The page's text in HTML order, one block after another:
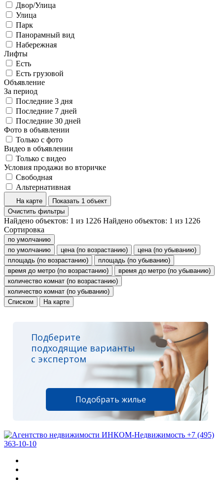
Двор/Улица
Улица
Парк
Панорамный вид
Набережная
Лифты
Есть
Есть грузовой
Объявление
За период
Последние 3 дня
Последние 7 дней
Последние 30 дней
Фото в объявлении
Только с фото
Видео в объявлении
Только с видео
Условия продажи во вторичке
Свободная
Альтернативная
На карте
Показать 1 объект
Очистить фильтры
Найдено объектов: 1 из 1226 Найдено объектов: 1 из 1226
Сортировка
по умолчанию
по умолчанию
цена (по возрастанию)
цена (по убыванию)
площадь (по возрастанию)
площадь (по убыванию)
время до метро (по возрастанию)
время до метро (по убыванию)
количество комнат (по возрастанию)
количество комнат (по убыванию)
Списком
На карте
Подберите
подходящие варианты
с экспертом
Подобрать жилье
+7 (495)
363-10-10